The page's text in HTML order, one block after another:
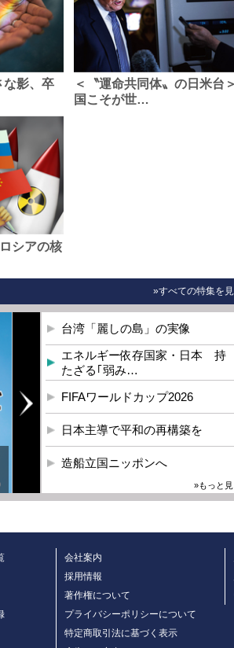
な影、卒
＜〝運命共同体〟の日米台
国こそが世…
シアの核
»すべての特集を
台湾「麗しの島」の実像
エネルギー依存国家・日本 持
たざる｢弱み…
FIFAワールドカップ2026
日本主導で平和の再構築を
造船立国ニッポンへ
»もっと見
会社案内
採用情報
著作権について
プライバシーポリシーについて
特定商取引法に基づく表示